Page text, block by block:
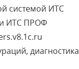
системой ИТС
ИТС ПРОФ
диагностика